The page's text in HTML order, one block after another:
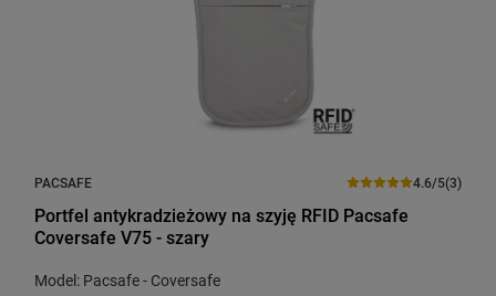
PACSAFE 4.6/5(3)
Portfel antykradzieżowy na szyję RFID Pacsafe
Coversafe V75 - szary
Model: Pacsafe - Coversafe